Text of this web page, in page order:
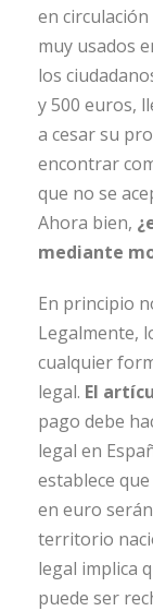
en
muy usados
los
y 500 euros,
a cesar su
encontrar
que no se
Ahora bien,
mediante
En principio
Legalmente,
cualquier
legal. El
pago debe
legal en
establece
en euro
territorio
legal implica
puede ser